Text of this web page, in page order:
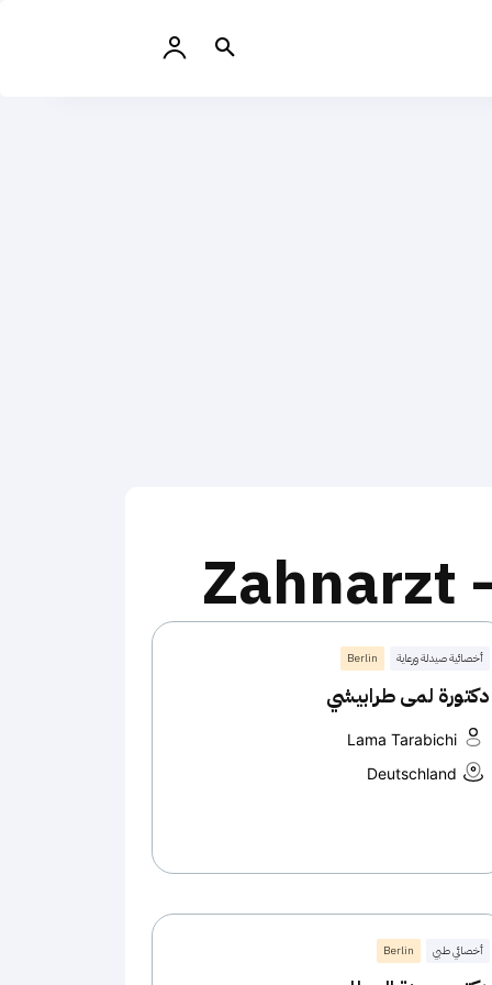
Zahnarzt
أخصائية صيدلة ورعاية Berlin
دكتورة لمى طرابيشي
Lama Tarabichi
Deutschland
أخصائي طبي Berlin